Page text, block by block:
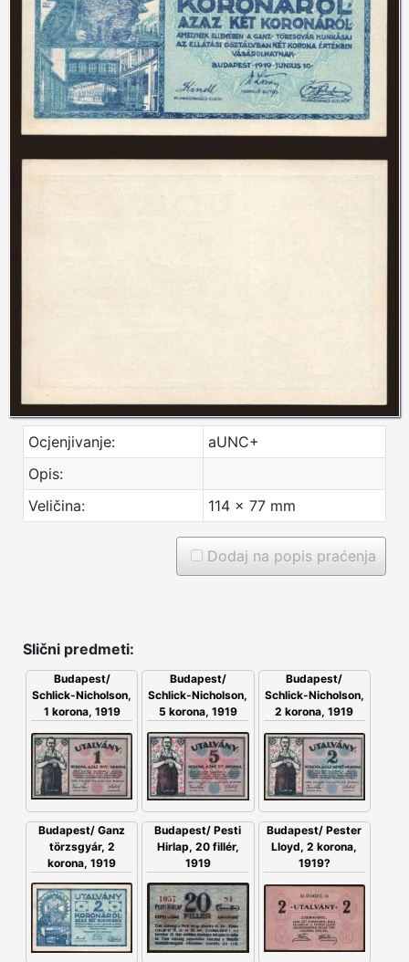
Ocjenjivanje:
aUNC+
Opis:
Veličina:
114 x 77 mm
Dodaj na popis praćenja
Slični predmeti:
Budapest/
Schlick-Nicholson,
1 korona, 1919
Budapest/
Schlick-Nicholson,
5 korona, 1919
Budapest/
Schlick-Nicholson,
2 korona, 1919
Budapest/ Ganz
törzsgyár, 2
korona, 1919
Budapest/ Pesti
Hirlap, 20 fillér,
1919
Budapest/ Pester
Lloyd, 2 korona,
1919?